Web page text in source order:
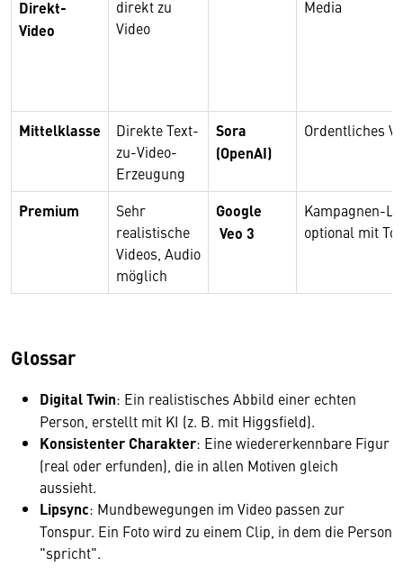
Direkt-
Video
direkt zu
Video
Media
Mittelklasse
Direkte Text-
zu-Video-
Erzeugung
Sora
(OpenAI)
Ordentliches
Premium
Sehr
realistische
Videos, Audio
möglich
Google
Veo 3
Kampagnen-
optional mit
Glossar
Digital Twin: Ein realistisches Abbild einer echten
Person, erstellt mit KI (z. B. mit Higgsfield).
Konsistenter Charakter: Eine wiedererkennbare Figur
(real oder erfunden), die in allen Motiven gleich
aussieht.
Lipsync: Mundbewegungen im Video passen zur
Tonspur. Ein Foto wird zu einem Clip, in dem die Person
"spricht".